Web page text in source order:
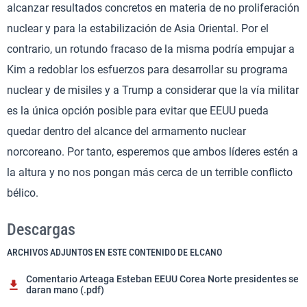
alcanzar resultados concretos en materia de no proliferación
nuclear y para la estabilización de Asia Oriental. Por el
contrario, un rotundo fracaso de la misma podría empujar a
Kim a redoblar los esfuerzos para desarrollar su programa
nuclear y de misiles y a Trump a considerar que la vía militar
es la única opción posible para evitar que EEUU pueda
quedar dentro del alcance del armamento nuclear
norcoreano. Por tanto, esperemos que ambos líderes estén a
la altura y no nos pongan más cerca de un terrible conflicto
bélico.
Descargas
ARCHIVOS ADJUNTOS EN ESTE CONTENIDO DE ELCANO
Comentario Arteaga Esteban EEUU Corea Norte presidentes se
daran mano (.pdf)